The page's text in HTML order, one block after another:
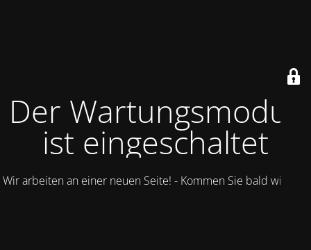
Der Wartungsmodus
ist eingeschaltet
Wir arbeiten an einer neuen Seite! - Kommen Sie bald wieder.